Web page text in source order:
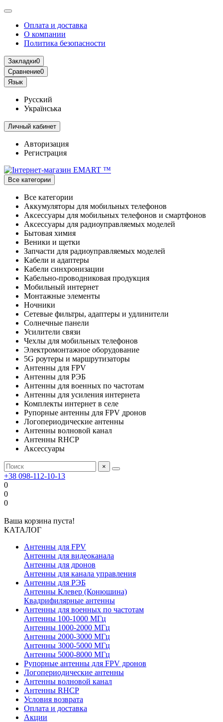
Оплата и доставка
О компании
Политика безопасности
Закладки0
Сравнение0
Язык
Русский
Українська
Личный кабинет
Авторизация
Регистрация
Все категории
Все категории
Аккумуляторы для мобильных телефонов
Аксессуары для мобильных телефонов и смартфонов
Аксессуары для радиоуправляемых моделей
Бытовая химия
Веники и щетки
Запчасти для радиоуправляемых моделей
Кабели и адаптеры
Кабели синхронизации
Кабельно-проводниковая продукция
Мобильный интернет
Монтажные элементы
Ночники
Сетевые фильтры, адаптеры и удлинители
Солнечные панели
Усилители связи
Чехлы для мобильных телефонов
Электромонтажное оборудование
5G роутеры и маршрутизаторы
Антенны для FPV
Антенны для РЭБ
Антенны для военных по частотам
Антенны для усиления интернета
Комплекты интернет в селе
Рупорные антенны для FPV дронов
Логопериодические антенны
Антенны волновой канал
Антенны RHCP
Аксессуары
×
+38 098-112-10-13
0
0
0
Ваша корзина пуста!
КАТАЛОГ
Антенны для FPV
Антенны для видеоканала
Антенны для дронов
Антенны для канала управления
Антенны для РЭБ
Антенны Клевер (Конюшина)
Квадрифилярные антенны
Антенны для военных по частотам
Антенны 100-1000 МГц
Антенны 1000-2000 МГц
Антенны 2000-3000 МГц
Антенны 3000-5000 МГц
Антенны 5000-8000 МГц
Рупорные антенны для FPV дронов
Логопериодические антенны
Антенны волновой канал
Антенны RHCP
Условия возврата
Оплата и доставка
Акции